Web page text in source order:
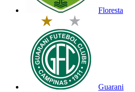
Floresta
Guarani